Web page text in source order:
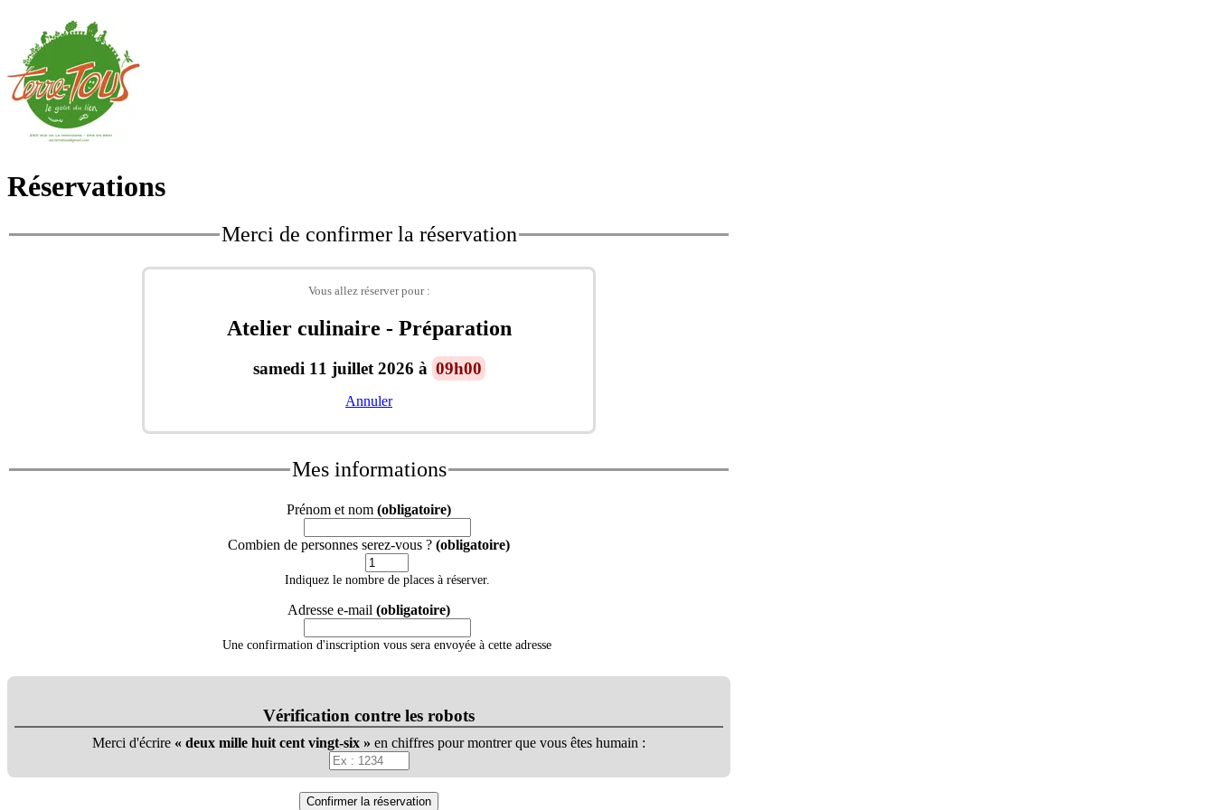
Réservations
Merci de confirmer la réservation
Vous allez réserver pour :
Atelier culinaire - Préparation
samedi 11 juillet 2026 à 09h00
Annuler
Mes informations
Prénom et nom (obligatoire)
Combien de personnes serez-vous ? (obligatoire)
Indiquez le nombre de places à réserver.
Adresse e-mail (obligatoire)
Une confirmation d'inscription vous sera envoyée à cette adresse
Vérification contre les robots
Merci d'écrire deux mille huit cent vingt-six en chiffres pour montrer que vous êtes humain :
Confirmer la réservation